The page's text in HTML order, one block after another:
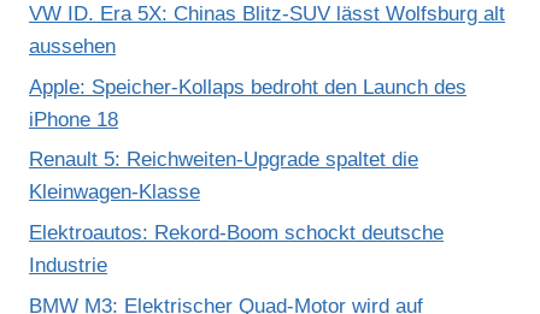
VW ID. Era 5X: Chinas Blitz-SUV lässt Wolfsburg alt
aussehen
Apple: Speicher-Kollaps bedroht den Launch des
iPhone 18
Renault 5: Reichweiten-Upgrade spaltet die
Kleinwagen-Klasse
Elektroautos: Rekord-Boom schockt deutsche
Industrie
BMW M3: Elektrischer Quad-Motor wird auf